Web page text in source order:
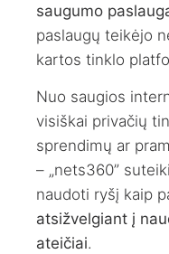
saugumo
paslaugų teikėjo
kartos tinklo
Nuo saugios
visiškai privačių
sprendimų ar
– „nets360”
naudoti ryšį kaip
atsižvelgiant į
ateičiai.